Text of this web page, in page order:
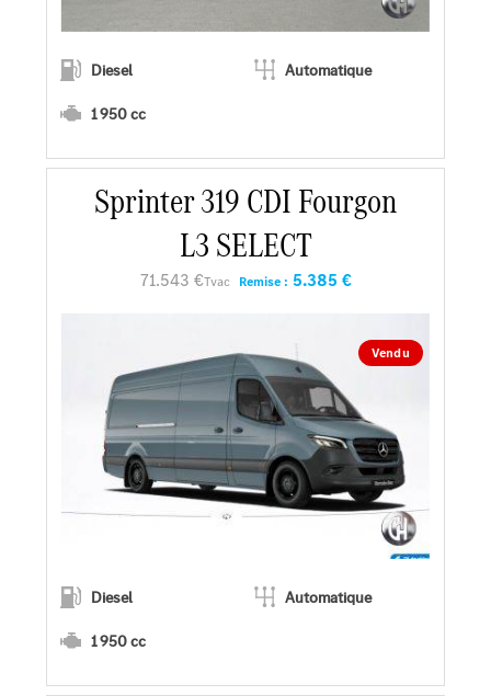
Diesel
Automatique
1 950 cc
En savoir plus
Faire un essai
Vendu
Sprinter 319 CDI Fourgon
L3 SELECT
71.543 €Tvac Remise : 5.385 €
Diesel
Automatique
1 950 cc